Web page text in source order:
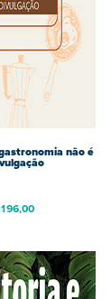
não é
196,00